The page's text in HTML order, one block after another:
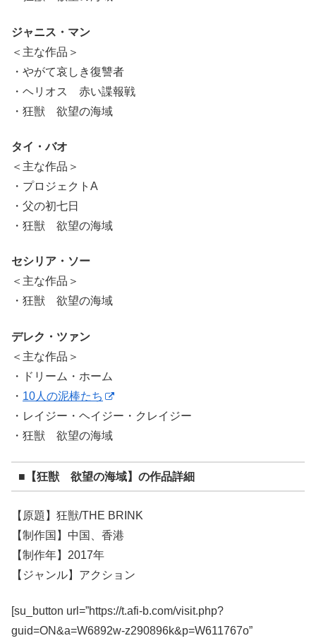
ジャニス・マン
＜主な作品＞
・やがて哀しき復讐者
・ヘリオス 赤い諜報戦
・狂獣 欲望の海域
タイ・バオ
＜主な作品＞
・プロジェクトA
・父の初七日
・狂獣 欲望の海域
セシリア・ソー
＜主な作品＞
・狂獣 欲望の海域
デレク・ツァン
＜主な作品＞
・ドリーム・ホーム
・ 10人の泥棒たち
・レイジー・ヘイジー・クレイジー
・狂獣 欲望の海域
■【狂獣 欲望の海域】の作品詳細
【原題】狂獣/THE BRINK
【制作国】中国、香港
【制作年】2017年
【ジャンル】アクション
[su_button url=”https://t.afi-b.com/visit.php?
guid=ON&a=W6892w-z290896k&p=W611767o”